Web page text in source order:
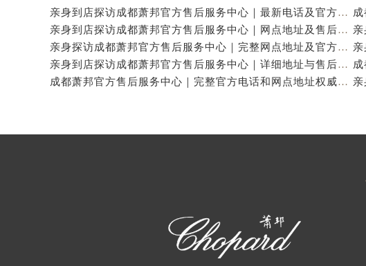
亲身到店探访成都萧邦官方售后服务中心｜最新电话及官方地址（2026年7月最新）
亲身到店探访成都萧邦官方售后服务中心｜网点地址及售后热线（2026年7月最新）
亲身探访成都萧邦官方售后服务中心｜完整网点地址及官方热线（2026年7月最新）
亲身到店探访成都萧邦官方售后服务中心｜详细地址与售后服务电话（2026年7月最新）
成都萧邦官方售后服务中心｜完整官方电话和网点地址权威信息公示（2026年7月最新）